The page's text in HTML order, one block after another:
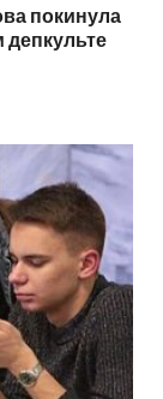
покинула
депкульте